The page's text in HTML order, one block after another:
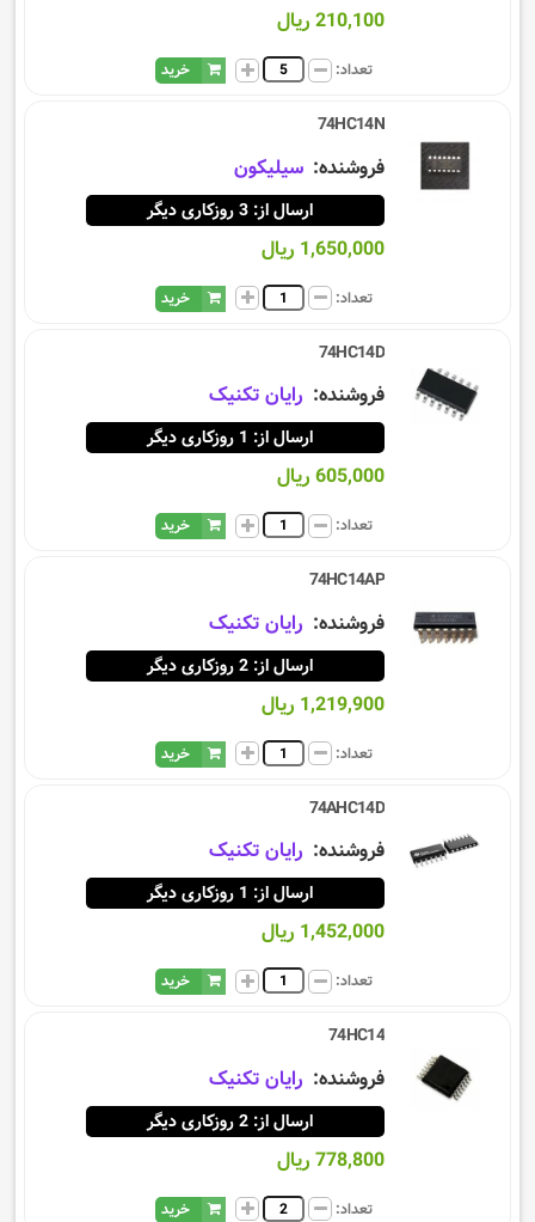
210,100 ریال
تعداد: خرید
74HC14N
فروشنده: سيليكون
ارسال از: 3 روزکاری دیگر
1,650,000 ریال
تعداد: خرید
74HC14D
فروشنده: رایان تکنیک
ارسال از: 1 روزکاری دیگر
605,000 ریال
تعداد: خرید
74HC14AP
فروشنده: رایان تکنیک
ارسال از: 2 روزکاری دیگر
1,219,900 ریال
تعداد: خرید
74AHC14D
فروشنده: رایان تکنیک
ارسال از: 1 روزکاری دیگر
1,452,000 ریال
تعداد: خرید
74HC14
فروشنده: رایان تکنیک
ارسال از: 2 روزکاری دیگر
778,800 ریال
تعداد: خرید